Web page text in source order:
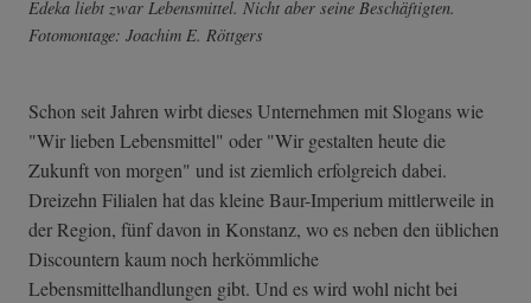
Edeka liebt zwar Lebensmittel. Nicht aber seine Beschäftigten.
Fotomontage: Joachim E. Röttgers
Schon seit Jahren wirbt dieses Unternehmen mit Slogans wie
"Wir lieben Lebensmittel" oder "Wir gestalten heute die
Zukunft von morgen" und ist ziemlich erfolgreich dabei.
Dreizehn Filialen hat das kleine Baur-Imperium mittlerweile in
der Region, fünf davon in Konstanz, wo es neben den üblichen
Discountern kaum noch herkömmliche
Lebensmittelhandlungen gibt. Und es wird wohl nicht bei